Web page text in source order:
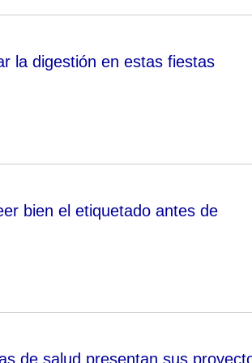
la digestión en estas fiestas
bien el etiquetado antes de
de salud presentan sus